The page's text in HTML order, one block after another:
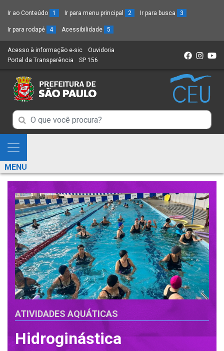
Ir ao Conteúdo 1 Ir para menu principal 2 Ir para busca 3
Ir para rodapé 4 Acessibilidade 5
Acesso à informação e-sic (Link
para
novo
sítio)
Ouvidoria
Portal da Transparência (Link
um
novo
SP 156
Campo
de
Busca
de
informações
Campo
de
de
informações
Mostra
e
Esconde
Menu
MENU
ATIVIDADES AQUÁTICAS
Hidroginástica